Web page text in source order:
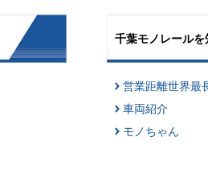
千葉モノレールを
営業距離世界最
車両紹介
モノちゃん